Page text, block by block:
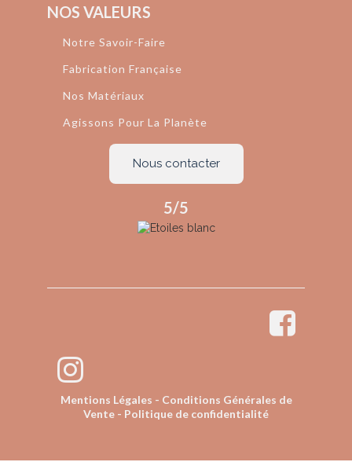
NOS VALEURS
Notre Savoir-Faire
Fabrication Française
Nos Matériaux
Agissons Pour La Planète
Nous contacter
5/5
Mentions Légales - Conditions Générales de
Vente - Politique de confidentialité